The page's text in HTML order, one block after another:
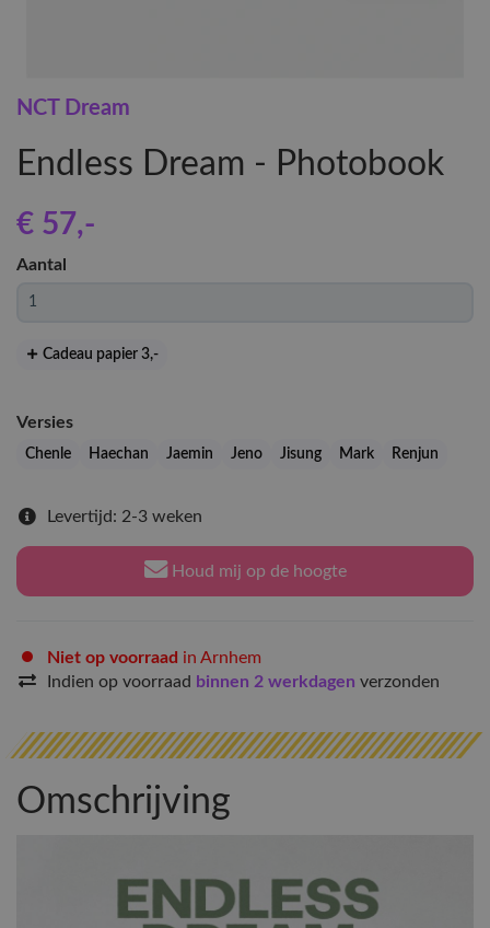
NCT Dream
Endless Dream - Photobook
€ 57,-
Aantal
Cadeau papier 3,-
Versies
Chenle Haechan Jaemin Jeno Jisung Mark Renjun
Levertijd: 2-3 weken
Houd mij op de hoogte
Niet op voorraad in Arnhem
Indien op voorraad binnen 2 werkdagen verzonden
Omschrijving